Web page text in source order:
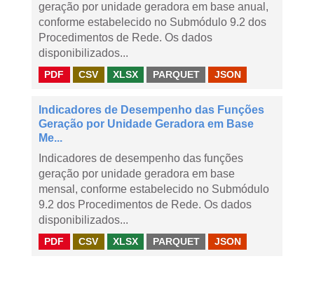
geração por unidade geradora em base anual,
conforme estabelecido no Submódulo 9.2 dos
Procedimentos de Rede. Os dados
disponibilizados...
PDF CSV XLSX PARQUET JSON
Indicadores de Desempenho das Funções
Geração por Unidade Geradora em Base
Me...
Indicadores de desempenho das funções
geração por unidade geradora em base
mensal, conforme estabelecido no Submódulo
9.2 dos Procedimentos de Rede. Os dados
disponibilizados...
PDF CSV XLSX PARQUET JSON